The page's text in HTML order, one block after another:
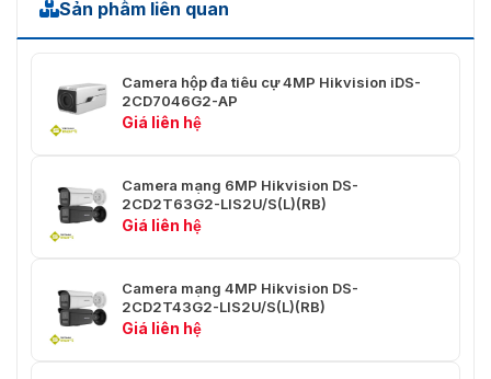
Thông
Có
Sóng IR
850 nm
Video
Luồng
Chính
50 Hz: 25 fps (2688 × 1520, 1920 × 1080,
1280 × 720)
60 Hz: 30 fps (2688 × 1520, 1920 × 1080,
1280 × 720)
Luồng
Phụ
50 Hz: 25 fps (1280 × 720, 640 × 480, 640
× 360)
60 Hz: 30 fps (1280 × 720, 640 × 480, 640
Sản phẩm liên quan
Camera hộp đa tiêu cự 4MP Hikvision iDS-
2CD7046G2-AP
Giá liên hệ
Camera mạng 6MP Hikvision DS-
2CD2T63G2-LIS2U/S(L)(RB)
Giá liên hệ
Camera mạng 4MP Hikvision DS-
2CD2T43G2-LIS2U/S(L)(RB)
Giá liên hệ